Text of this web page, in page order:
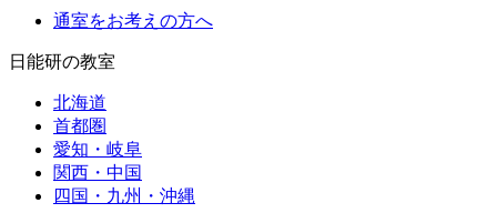
通室をお考えの方へ
日能研の教室
北海道
首都圏
愛知・岐阜
関西・中国
四国・九州・沖縄